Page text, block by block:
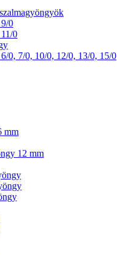
0
0
0, 7/0, 10/0, 12/0, 13/0, 15/0
mm
12 mm